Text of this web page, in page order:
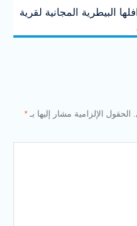
البيطرية المجانية لقرية
الحقول الإلزامية مشار إليها بـ *